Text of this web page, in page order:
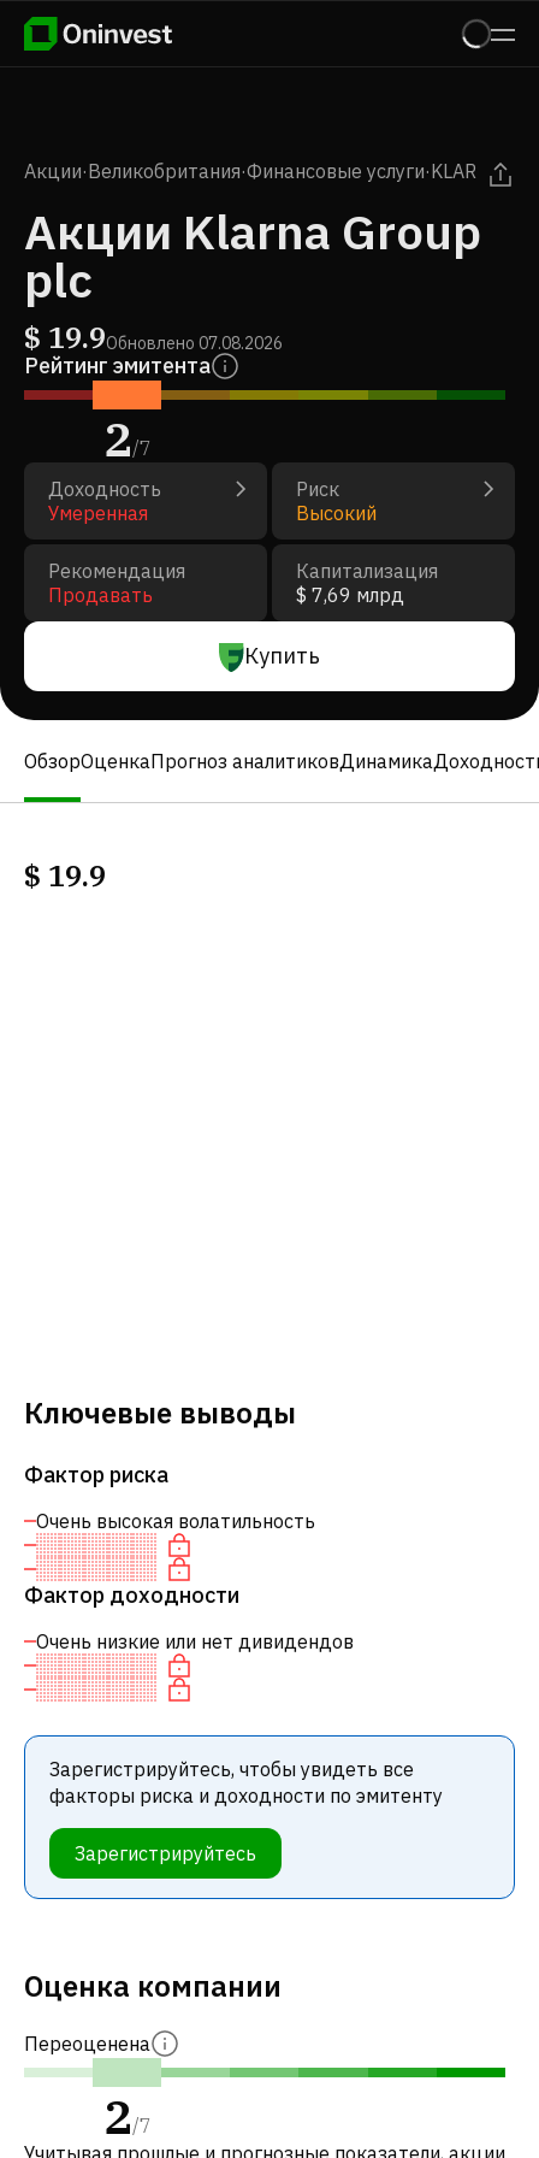
Акции·Великобритания·Финансовые услуги·KLAR
Акции Klarna Group
plc
$ 19.9Обновлено 07.08.2026
Рейтинг эмитента
2/7
Доходность
Умеренная
Риск
Высокий
Рекомендация
Продавать
Капитализация
$ 7,69 млрд
Купить
ОбзорОценкаПрогноз аналитиковДинамика
$ 19.9
Ключевые выводы
Фактор риска
Очень высокая волатильность
Фактор доходности
Очень низкие или нет дивидендов
Зарегистрируйтесь, чтобы увидеть все
факторы риска и доходности по эмитенту
Зарегистрируйтесь
Оценка компании
Переоценена
2/7
Учитывая прошлые и прогнозные показатели, акции